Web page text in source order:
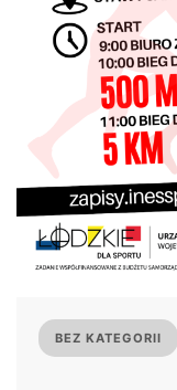
BEZ KATEGORII